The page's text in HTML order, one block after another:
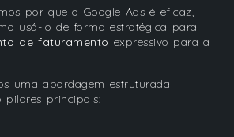
por que o Google Ads é eficaz,
usá-lo de forma estratégica para
de faturamento expressivo para a
uma abordagem estruturada
pilares principais: